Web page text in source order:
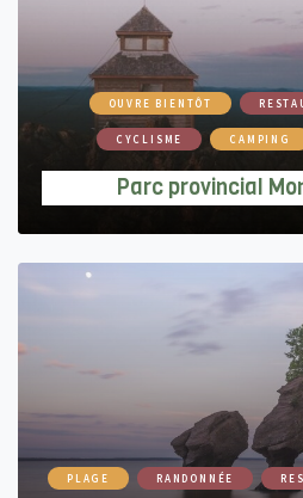
OUVRE BIENTÔT
CYCLISME CAMPING
Parc provincial
PLAGE RANDONNÉE